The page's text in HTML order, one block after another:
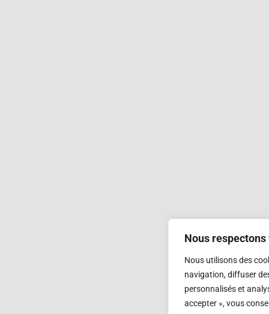
Nous
Nous utilisons des
navigation, diffuser
personnalisés et
accepter », vous